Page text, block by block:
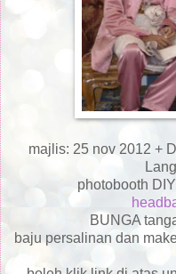
majlis: 25 nov 2012 +
photobooth
BUNGA
baju persalinan dan